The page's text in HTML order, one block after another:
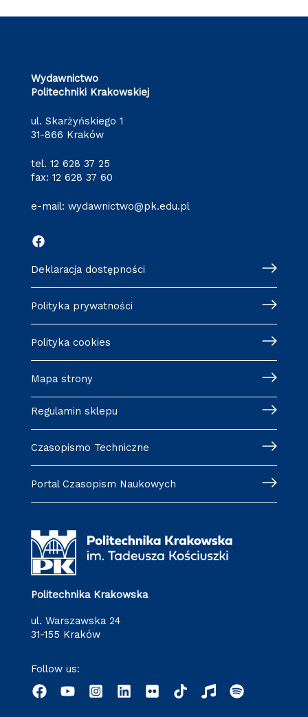
Wydawnictwo
Politechniki Krakowskiej
ul. Skarżyńskiego 1
31-866 Kraków
tel. 12 628 37 25
fax: 12 628 37 60
e-mail: wydawnictwo@pk.edu.pl
Deklaracja dostępności
Polityka prywatności
Polityka cookies
Mapa strony
Regulamin sklepu
Czasopismo Techniczne
Portal Czasopism Naukowych
Politechnika Krakowska
ul. Warszawska 24
31-155 Kraków
Follow us: